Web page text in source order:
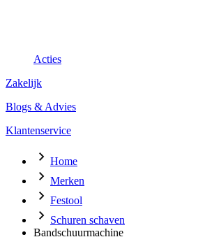
Acties
Zakelijk
Blogs & Advies
Klantenservice
Home
Merken
Festool
Schuren schaven
Bandschuurmachine